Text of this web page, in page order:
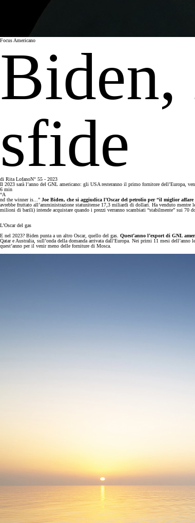
Focus Americano
Biden,
sfide
di Rita LofanoN° 55 - 2023
Il 2023 sarà l’anno del GNL americano: gli USA resteranno il primo fornitore dell’Europa,
6 min
“A
nd the winner is...” Joe Biden, che si aggiudica l’Oscar del petrolio per “il miglior affare
avrebbe fruttato all’amministrazione statunitense 17,3 miliardi di dollari. Ha venduto
milioni di barili) intende acquistare quando i prezzi verranno scambiati “stabilmente” sui
L’Oscar del gas
E nel 2023? Biden punta a un altro Oscar, quello del gas. Quest’anno l’export di GNL
Qatar e Australia, sull’onda della domanda arrivata dall’Europa. Nei primi 11 mesi
quest’anno per il venir meno delle forniture di Mosca.